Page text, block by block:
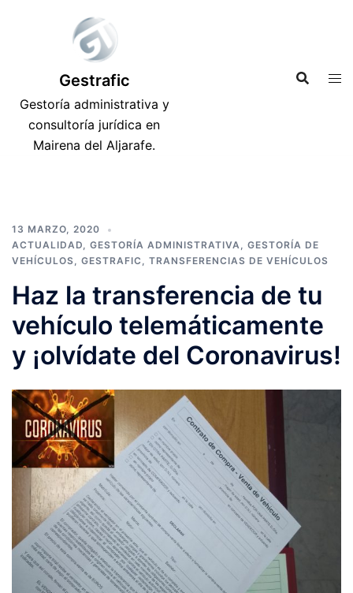
Gestrafic
Gestoría administrativa y
consultoría jurídica en
Mairena del Aljarafe.
13 MARZO, 2020
ACTUALIDAD, GESTORÍA ADMINISTRATIVA, GESTORÍA DE
VEHÍCULOS, GESTRAFIC , TRANSFERENCIAS DE VEHÍCULOS
Haz la transferencia de tu
vehículo telemáticamente
y ¡olvídate del Coronavirus!